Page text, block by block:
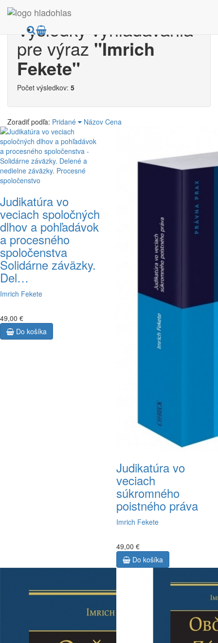
Výsledky vyhľadávania
pre výraz "Imrich
Fekete"
Počet výsledkov: 5
Zoradiť podľa: Pridané Názov Cena
Judikatúra vo
veciach spoločných
dlhov a pohľadávok
a procesného
spoločenstva
Solidárne záväzky.
Del…
Imrich Fekete
49,00 €
Do košíka
Judikatúra vo
veciach
súkromného
poistného práva
Imrich Fekete
49,00 €
Do košíka